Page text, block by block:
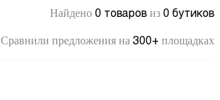
Найдено 0 товаров из 0 бутиков
Сравнили предложения на 300+ площадках